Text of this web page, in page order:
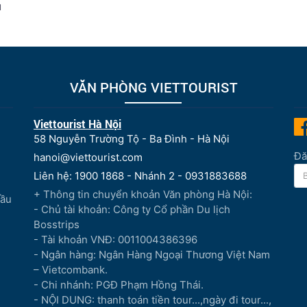
VĂN PHÒNG VIETTOURIST
Viettourist Hà Nội
58 Nguyễn Trường Tộ - Ba Đình - Hà Nội
hanoi@viettourist.com
Liên hệ: 1900 1868 - Nhánh 2 - 0931883688
+ Thông tin chuyển khoản Văn phòng Hà Nội:
- Chủ tài khoản: Công ty Cổ phần Du lịch
Bosstrips
- Tài khoản VNĐ: 0011004386396
- Ngân hàng: Ngân Hàng Ngoại Thương Việt Nam
– Vietcombank.
- Chi nhánh: PGĐ Phạm Hồng Thái.
- NỘI DUNG: thanh toán tiền tour...,ngày đi tour...,